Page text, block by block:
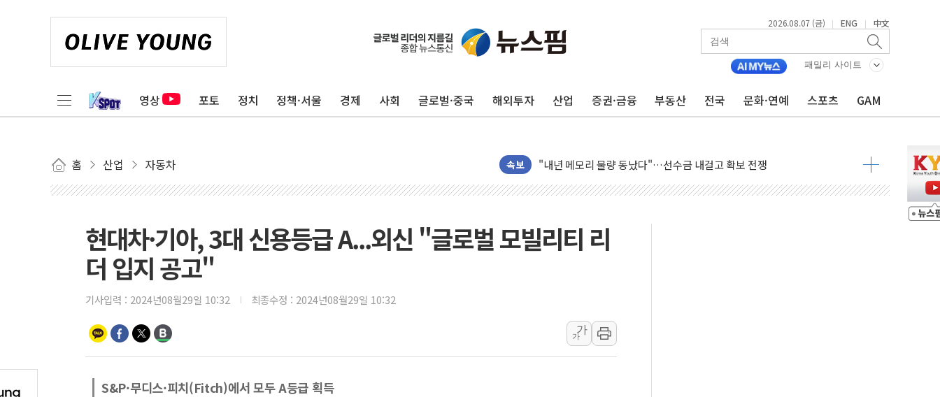
2026.08.07 (금) | ENG | 中文
패밀리 사이트
영상 포토 정치 정책·서울 경제 사회 글로벌·중국 해외투자 산업 증권·금융 부동산 전국 문화·연예 스포츠 GAM
홈 산업 자동차 속보
李대통령, 진급 장성들에게 "내란으로 훼손된 군 신뢰 회복해야"
우리자산운용, MMF 순자산 30조 돌파…증시 급락에 업계 1위
AI 메모리 향한 뜨거운 관심…SK하이닉스, FMS서 '풀스택' 기술력 과시
건설 불황 속 내실 다진 한샘…B2B 확장으로 성장동력 확보
현대지에프홀딩스, 자사주 1000억 연내 소각…2분기 영업익 853억
관광객 3000만명 목표인데…외국인 숙박 부가세 환급 앞당겨 종료
美 정보 당국 "푸틴, 몇 년 내 NATO 결속력 시험하려 한정적 침공 가능성"
인도, 바이오가스 생산에 3.5조원 투입키로...'에너지 자립' 일환
[AI 카드뉴스] 기후변화가 바꾼 대한민국 여름
국민의힘 윤리위, '부산 돌려차기 발언' 논란 서범수·진종오 징계절차 개시
현대차·기아, 3대 신용등급 A...외신 "글로벌 모빌리티 리
더 입지 공고"
기사입력 : 2024년08월29일 10:32 최종수정 : 2024년08월29일 10:32
가
가
S&P·무디스·피치(Fitch)에서 모두 A등급 획득